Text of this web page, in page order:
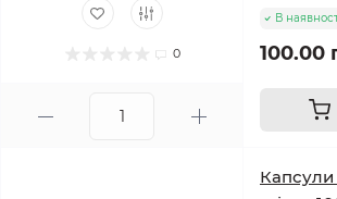
0
В
100.00
Капсули